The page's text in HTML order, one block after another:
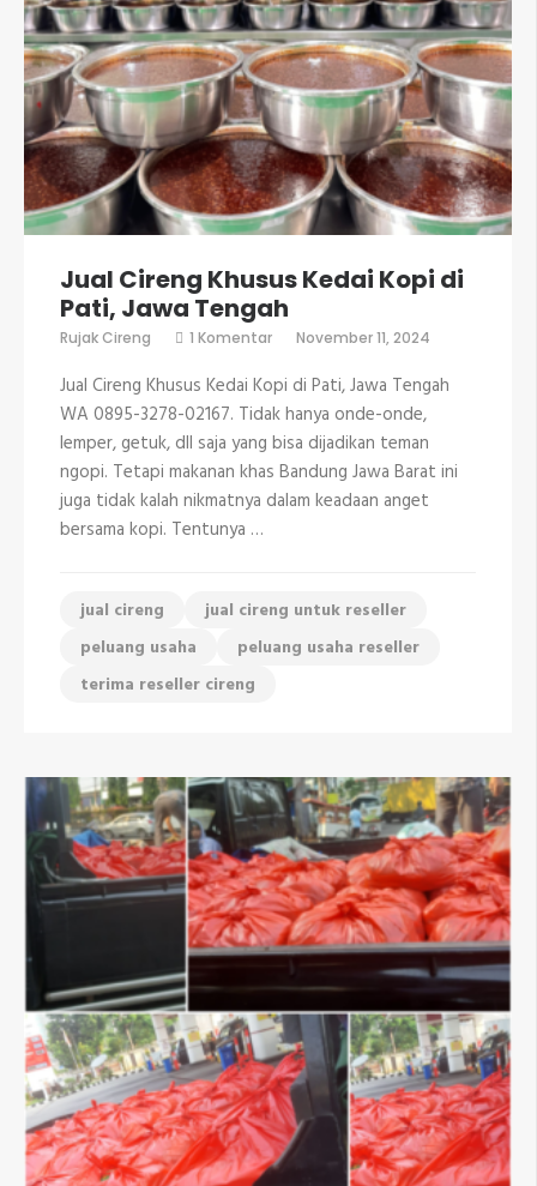
Jual Cireng Khusus Kedai Kopi di
Pati, Jawa Tengah
Rujak Cireng 1 Komentarpada
Khusus
Kedai
Kopi
di
Pati,
Jawa
Tengah
November 11, 2024
Jual Cireng Khusus Kedai Kopi di Pati, Jawa Tengah
WA 0895-3278-02167. Tidak hanya onde-onde,
lemper, getuk, dll saja yang bisa dijadikan teman
ngopi. Tetapi makanan khas Bandung Jawa Barat ini
juga tidak kalah nikmatnya dalam keadaan anget
bersama kopi. Tentunya …
jual cireng
jual cireng untuk reseller
peluang usaha
peluang usaha reseller
terima reseller cireng